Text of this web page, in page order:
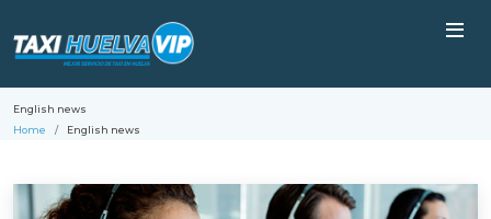
English news
Home
English news